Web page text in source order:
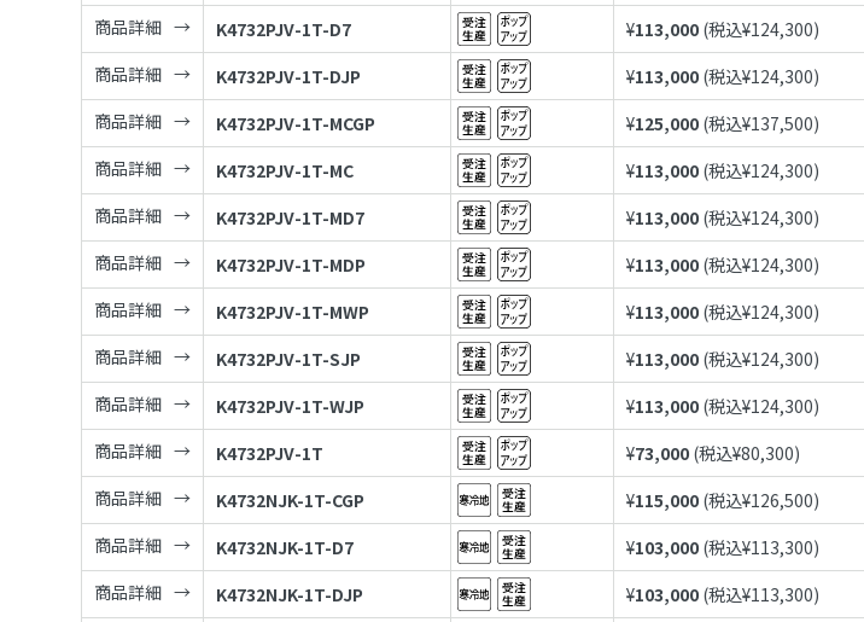
商品詳細
K4732PJV-1T-D7 ¥113,000 (税込¥124,300)
商品詳細
K4732PJV-1T-DJP ¥113,000 (税込¥124,300)
商品詳細
K4732PJV-1T-MCGP ¥125,000 (税込¥137,500)
商品詳細
K4732PJV-1T-MC ¥113,000 (税込¥124,300)
商品詳細
K4732PJV-1T-MD7 ¥113,000 (税込¥124,300)
商品詳細
K4732PJV-1T-MDP ¥113,000 (税込¥124,300)
商品詳細
K4732PJV-1T-MWP ¥113,000 (税込¥124,300)
商品詳細
K4732PJV-1T-SJP ¥113,000 (税込¥124,300)
商品詳細
K4732PJV-1T-WJP ¥113,000 (税込¥124,300)
商品詳細
K4732PJV-1T ¥73,000 (税込¥80,300)
商品詳細
K4732NJK-1T-CGP ¥115,000 (税込¥126,500)
商品詳細
K4732NJK-1T-D7 ¥103,000 (税込¥113,300)
商品詳細
K4732NJK-1T-DJP ¥103,000 (税込¥113,300)